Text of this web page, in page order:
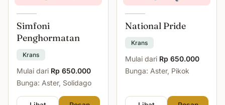
Simfoni
Penghormatan
Krans
Mulai dari Rp 650.000
Bunga: Aster, Solidago
National Pride
Krans
Mulai dari Rp 650.000
Bunga: Aster, Pikok